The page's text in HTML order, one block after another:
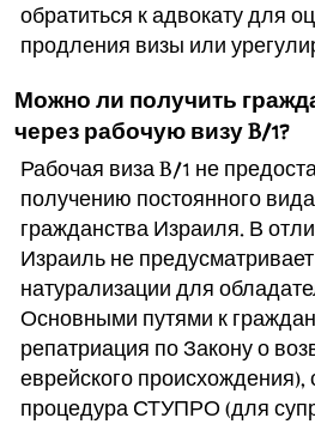
обратиться к адвокату для
продления визы или
Можно ли получить
через рабочую визу B/1?
Рабочая виза B/1 не
получению постоянного
гражданства Израиля. В
Израиль не
натурализации для
Основными путями к
репатриация по Закону о
еврейского происхождения),
процедура СТУПРО (для